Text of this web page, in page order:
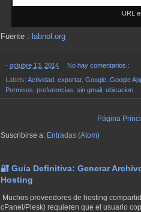
URL
Fuente : labnol.org
- octubre 13, 2014 No hay comentarios.:
Labels: Actividad exportar, Google Google
Permisos preferencias sin gmail ubicacion
Página
Suscribirse a: Entradas (Atom)
🔐 Guía Definitiva: Generar
Hosting
Muchos proveedores de hosting
cPanel/Plesk) requieren que el usuario